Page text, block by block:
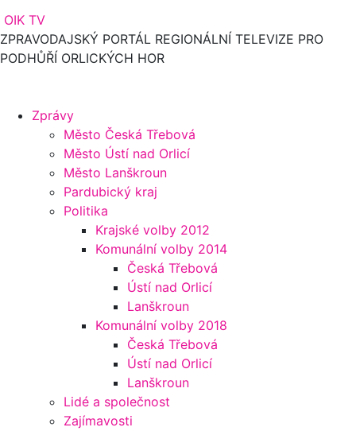
OIK TV
ZPRAVODAJSKÝ PORTÁL REGIONÁLNÍ TELEVIZE PRO
PODHŮŘÍ ORLICKÝCH HOR
Zprávy
Město Česká Třebová
Město Ústí nad Orlicí
Město Lanškroun
Pardubický kraj
Politika
Krajské volby 2012
Komunální volby 2014
Česká Třebová
Ústí nad Orlicí
Lanškroun
Komunální volby 2018
Česká Třebová
Ústí nad Orlicí
Lanškroun
Lidé a společnost
Zajímavosti